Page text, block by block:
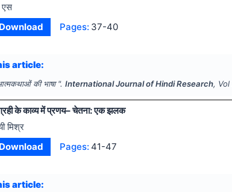
एस
Download Pages: 37-40
article:
की भाषा ".International Journal of Hindi Research, Vol
के काव्य में प्रणय– चेतना: एक झलक
मिश्र
Download Pages: 41-47
article: